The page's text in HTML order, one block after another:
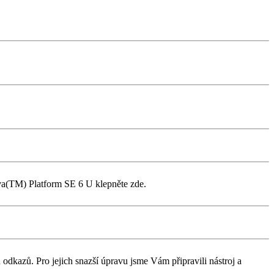
Platform SE 6 U klepněte zde.
Pro jejich snazší úpravu jsme Vám připravili nástroj a